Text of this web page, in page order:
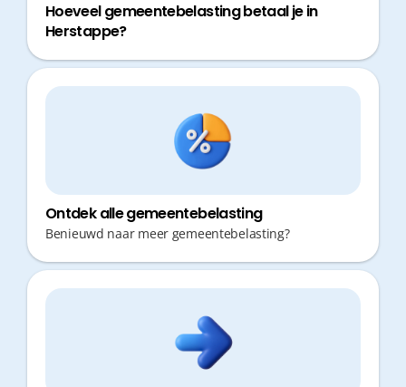
Hoeveel gemeentebelasting betaal je in
Herstappe?
Ontdek alle gemeentebelasting
Benieuwd naar meer gemeentebelasting?